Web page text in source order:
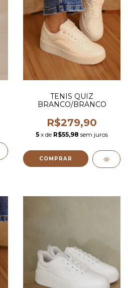
TENIS QUIZ
BRANCO/BRANCO
R$279,90
5 x de R$55,98 sem juros
COMPRAR